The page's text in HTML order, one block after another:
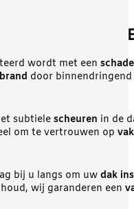
wordt met een
brand door
subtiele scheuren in de
om te vertrouwen op
bij u langs om uw dak
wij garanderen een